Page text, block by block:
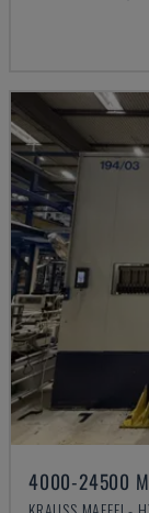
4000-24500